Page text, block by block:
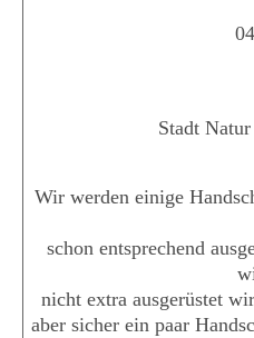
Stadt
Wir werden einige
schon entsprechend
nicht extra ausgerüstet
aber sicher ein paar